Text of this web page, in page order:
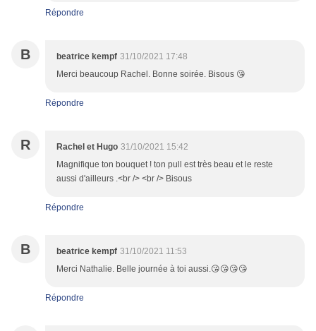
Répondre
B beatrice kempf 31/10/2021 17:48
Merci beaucoup Rachel. Bonne soirée. Bisous 😘
Répondre
R Rachel et Hugo 31/10/2021 15:42
Magnifique ton bouquet ! ton pull est très beau et le reste
aussi d'ailleurs .<br /> <br /> Bisous
Répondre
B beatrice kempf 31/10/2021 11:53
Merci Nathalie. Belle journée à toi aussi.😘😘😘😘
Répondre